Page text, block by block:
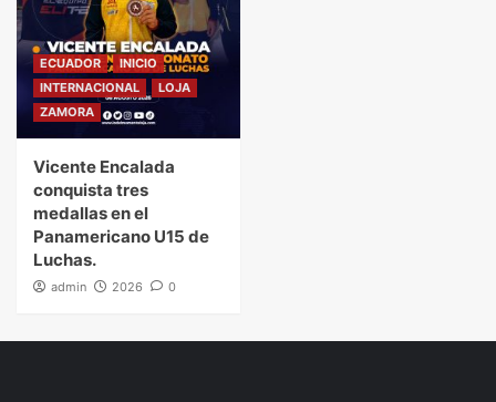
ECUADOR
INICIO
INTERNACIONAL
LOJA
ZAMORA
Vicente Encalada
conquista tres
medallas en el
Panamericano U15 de
Luchas.
admin 2026 0